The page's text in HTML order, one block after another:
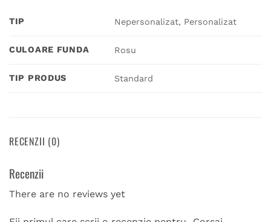
TIP Nepersonalizat, Personalizat
CULOARE FUNDA Rosu
TIP PRODUS Standard
RECENZII (0)
Recenzii
There are no reviews yet